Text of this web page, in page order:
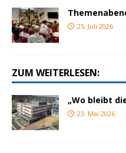
25. Juli 2026
ZUM WEITERLESEN:
„Wo bleibt
23. Mai 2026